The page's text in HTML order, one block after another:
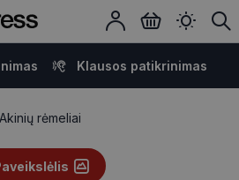
Klausos patikrinimas
Akinių rėmeliai